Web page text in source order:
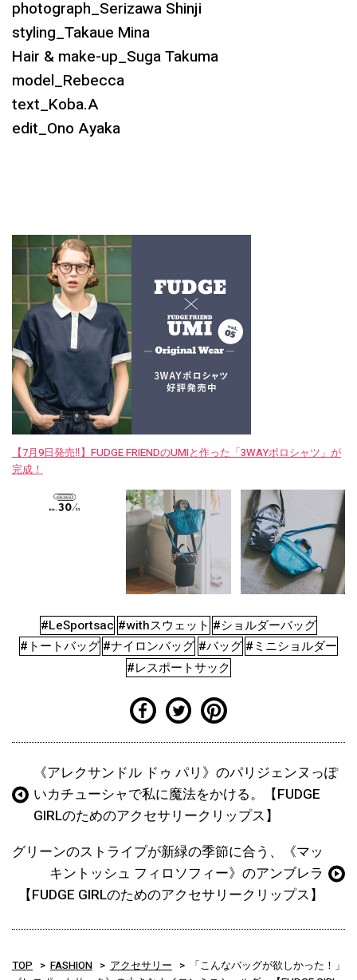
photograph_Serizawa Shinji
styling_Takaue Mina
Hair & make-up_Suga Takuma
model_Rebecca
text_Koba.A
edit_Ono Ayaka
【7月9日発売‼︎】FUDGE FRIENDのUMIと作った「3WAYポロシャツ」が
完成！
#LeSportsac #withスウェット #ショルダーバッグ
#トートバッグ #ナイロンバッグ #バッグ #ミニショルダー
#レスポートサック
《アレクサンドル ドゥ パリ》のパリジェンヌっぽ
いカチューシャで私に魔法をかける。【FUDGE
GIRLのためのアクセサリークリップス】
グリーンのストライプが新緑の季節に合う、《マッ
キントッシュ フィロソフィー》のアンブレラ
【FUDGE GIRLのためのアクセサリークリップス】
TOP FASHION アクセサリー
「こんなバッグが欲しかった！」